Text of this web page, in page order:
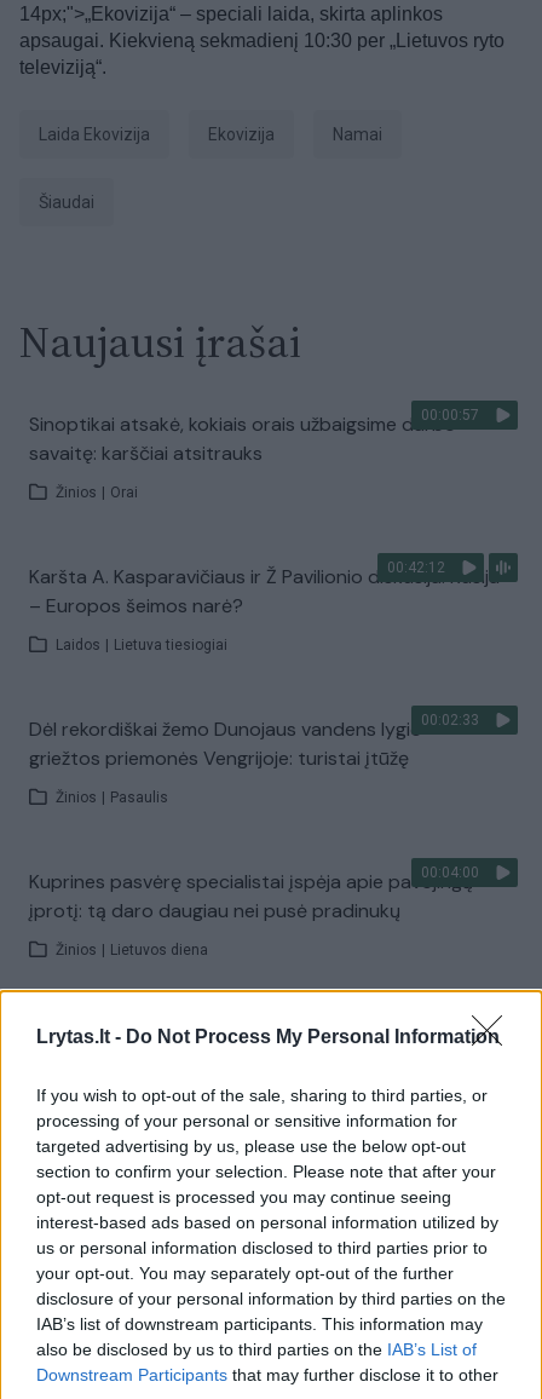
Lrytas.lt - Do Not Process My Personal Information
If you wish to opt-out of the sale, sharing to third parties, or
processing of your personal or sensitive information for
targeted advertising by us, please use the below opt-out
section to confirm your selection. Please note that after your
opt-out request is processed you may continue seeing
interest-based ads based on personal information utilized by
us or personal information disclosed to third parties prior to
your opt-out. You may separately opt-out of the further
disclosure of your personal information by third parties on the
IAB’s list of downstream participants. This information may
also be disclosed by us to third parties on the IAB’s List of
Downstream Participants that may further disclose it to other
14px;">„Ekovizija“ – speciali laida, skirta aplinkos
apsaugai. Kiekvieną sekmadienį 10:30 per „Lietuvos ryto
televiziją“.
laida Ekovizija Ekovizija Namai
šiaudai
Naujausi įrašai
00:00:57
Sinoptikai atsakė, kokiais orais užbaigsime darbo
savaitę: karščiai atsitrauks
Žinios Orai
00:42:12
Karšta A. Kasparavičiaus ir Ž Pavilionio diskusija: Rusija
– Europos šeimos narė?
Laidos Lietuva tiesiogiai
00:02:33
Dėl rekordiškai žemo Dunojaus vandens lygio –
griežtos priemonės Vengrijoje: turistai įtūžę
Žinios Pasaulis
00:04:00
Kuprines pasvėrę specialistai įspėja apie pavojingą
įprotį: tą daro daugiau nei pusė pradinukų
Žinios Lietuvos diena
Visi įrašai
Žiūrimiausi įrašai
00:00:30
Vaizdai iš tragiškos avarijos Vilniaus r.: dviejų moterų ir
vaiko gyvybių išgelbėti nepavyko
Žinios | Lietuvos diena
00:00:57
Savaitės vidurys nusimato karštas: temperatūra kils iki